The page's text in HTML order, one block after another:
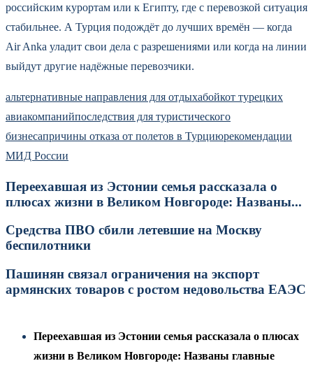
российским курортам или к Египту, где с перевозкой ситуация
стабильнее. А Турция подождёт до лучших времён — когда
Air Anka уладит свои дела с разрешениями или когда на линии
выйдут другие надёжные перевозчики.
альтернативные направления для отдыхабойкот турецких
авиакомпанийпоследствия для туристического
бизнесапричины отказа от полетов в Турциюрекомендации
МИД России
Переехавшая из Эстонии семья рассказала о
плюсах жизни в Великом Новгороде: Названы...
Средства ПВО сбили летевшие на Москву
беспилотники
Пашинян связал ограничения на экспорт
армянских товаров с ростом недовольства ЕАЭС
Переехавшая из Эстонии семья рассказала о плюсах
жизни в Великом Новгороде: Названы главные